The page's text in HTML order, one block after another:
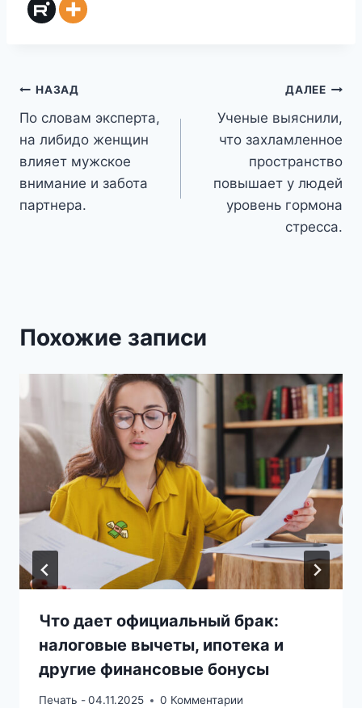
Навигация
по
записям
НАЗАД
По словам эксперта,
на либидо женщин
влияет мужское
внимание и забота
партнера.
ДАЛЕЕ
Ученые выяснили,
что захламленное
пространство
повышает у людей
уровень гормона
стресса.
Похожие записи
Что дает официальный брак:
налоговые вычеты, ипотека и
другие финансовые бонусы
Печать -04.11.2025 0 Комментарии